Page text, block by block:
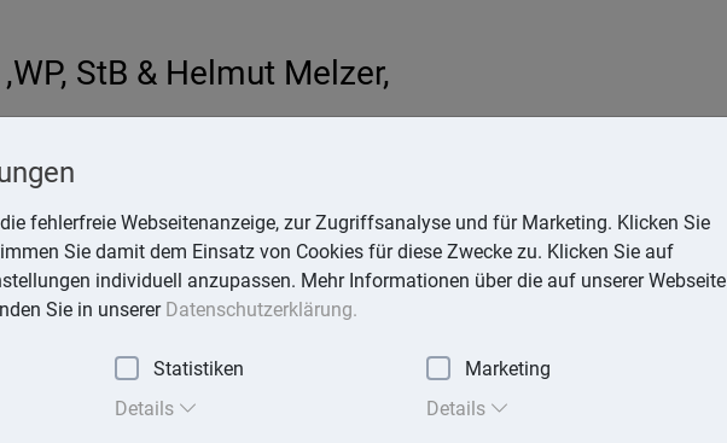
StB & Helmut Melzer,
online.de
fehlerfreie Webseitenanzeige, zur Zugriffsanalyse und für Marketing. Klicken Sie
Sie damit dem Einsatz von Cookies für diese Zwecke zu. Klicken Sie auf
individuell anzupassen. Mehr Informationen über die auf unserer Webseite
Sie in unserer Datenschutzerklärung.
Statistiken
Marketing
Details Details